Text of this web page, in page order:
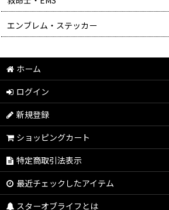
エンブレム・ステッカー
ホーム
ログイン
新規登録
ショッピングカート
特定商取引法表示
最近チェックしたアイテム
スターオブライフとは